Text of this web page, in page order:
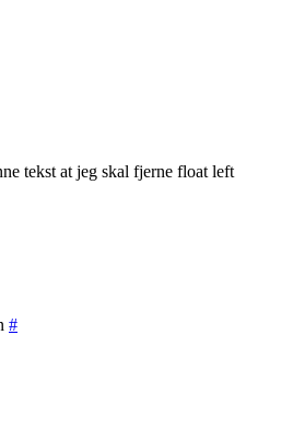
tekst at jeg skal fjerne float left
#